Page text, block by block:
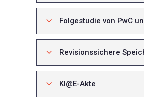
3 Folgestudie von PwC
3 Revisionssichere
3 KI@E-Akte